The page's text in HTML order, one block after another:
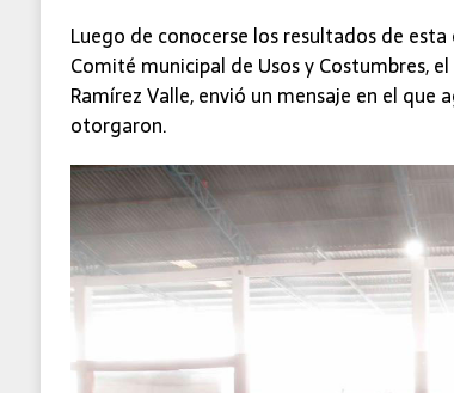
Luego de conocerse los resultados de
Comité municipal de Usos y Costumbres,
Ramírez Valle, envió un mensaje en el que
otorgaron.